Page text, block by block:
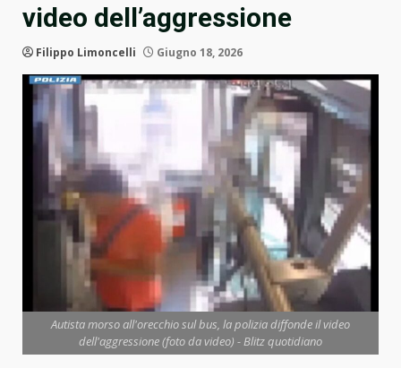
video dell’aggressione
Filippo Limoncelli Giugno 18, 2026
Autista morso all'orecchio sul bus, la polizia diffonde il video
dell'aggressione (foto da video) - Blitz quotidiano